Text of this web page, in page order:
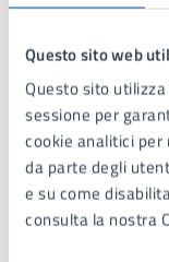
Questo sito web
Questo sito
sessione per
cookie analitici
da parte degli
e su come
consulta la nostra